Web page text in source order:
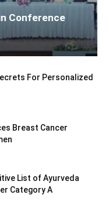
Conference
For Personalized
Breast Cancer
List of Ayurveda
Category A